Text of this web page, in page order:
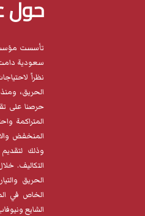
حول
تأسست
سعودية دامت
نظراً
الحريق،
حرصنا على
المتراكمة
المنخفض
وذلك
التكاليف.
الحريق
الخاص في
الشايع